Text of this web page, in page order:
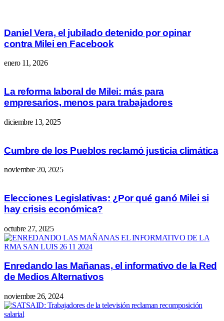
Daniel Vera, el jubilado detenido por opinar
contra Milei en Facebook
enero 11, 2026
La reforma laboral de Milei: más para
empresarios, menos para trabajadores
diciembre 13, 2025
Cumbre de los Pueblos reclamó justicia climática
noviembre 20, 2025
Elecciones Legislativas: ¿Por qué ganó Milei si
hay crisis económica?
octubre 27, 2025
Enredando las Mañanas, el informativo de la Red
de Medios Alternativos
noviembre 26, 2024